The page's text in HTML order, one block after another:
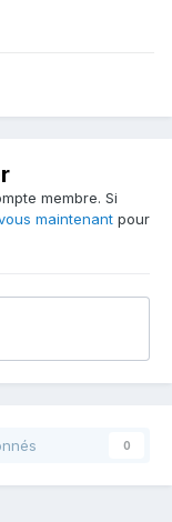
membre. Si
maintenant pour
0